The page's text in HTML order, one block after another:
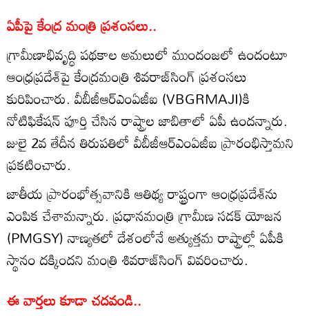
ఏపీపై కేంద్ర మంత్రి ప్రశంసలు..
గ్రామీణాభివృద్ధి పథకాల అమలులో ముందంజలో ఉందంటూ
ఆంధ్రప్రదేశ్‌పై కేంద్రమంత్రి శివరాజ్‌సింగ్ ప్రశంసలు
కురిపించారు. వీబీజీఆర్‌ఎంఏజీఐ (VBGRMAJI)కి
నోటిఫికేషన్ పూర్తి చేసిన రాష్ట్రాల జాబితాలో ఏపీ ఉందన్నారు.
జులై 2వ తేదీన తిరుపతిలో వీబీజీఆర్‌ఎంఏజీఐ ప్రారంభిస్తామని
ప్రకటించారు.
జాతీయ ప్రారంభోత్సవానికి ఆతిథ్య రాష్ట్రంగా ఆంధ్రప్రదేశ్‌ను
ఎంపిక చేశామన్నారు. ప్రధానమంత్రి గ్రామీణ సడక్ యోజన
(PMGSY) నాణ్యతలో దేశంలోనే అత్యుత్తమ రాష్ట్రాల్లో ఏపీకి
స్థానం దక్కిందని మంత్రి శివరాజ్‌సింగ్ వివరించారు.
ఈ వార్తలు కూడా చదవండి..